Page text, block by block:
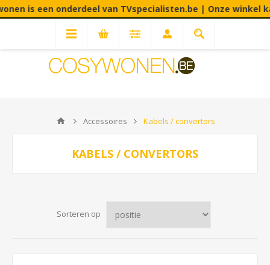
is een onderdeel van TVspecialisten.be | Onze winkel kan je
Accessoires Kabels / convertors
KABELS / CONVERTORS
Sorteren op